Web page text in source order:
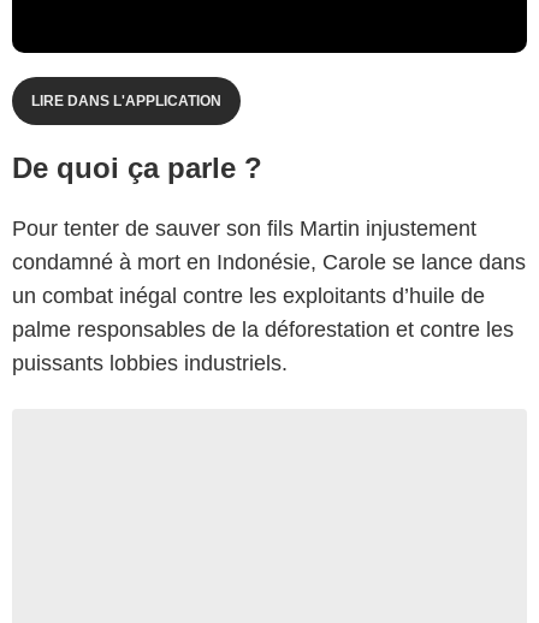
LIRE DANS L'APPLICATION
De quoi ça parle ?
Pour tenter de sauver son fils Martin injustement
condamné à mort en Indonésie, Carole se lance dans
un combat inégal contre les exploitants d’huile de
palme responsables de la déforestation et contre les
puissants lobbies industriels.